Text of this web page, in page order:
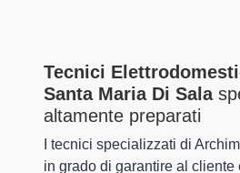
Tecnici
Santa Maria Di Sala
altamente preparati
I tecnici specializzati di
in grado di garantire al cliente